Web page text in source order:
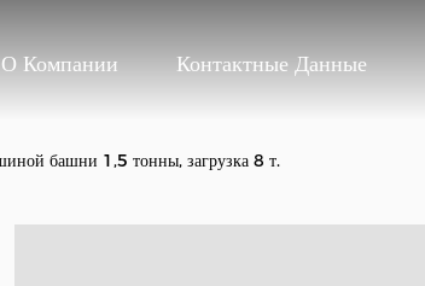
О Компании Контактные Данные
башни 1,5 тонны, загрузка 8 т.